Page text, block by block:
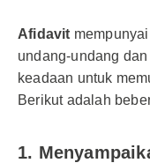
Afidavit
undang-undang
keadaan untuk
Berikut adalah
1.